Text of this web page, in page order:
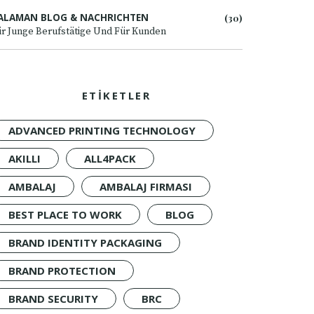
BLOG & NACHRICHTEN
Junge Berufstätige Und Für Kunden
(30)
ETİKETLER
ADVANCED PRINTING TECHNOLOGY
AKILLI
ALL4PACK
AMBALAJ
AMBALAJ FIRMASI
BEST PLACE TO WORK
BLOG
BRAND IDENTITY PACKAGING
BRAND PROTECTION
BRAND SECURITY
BRC